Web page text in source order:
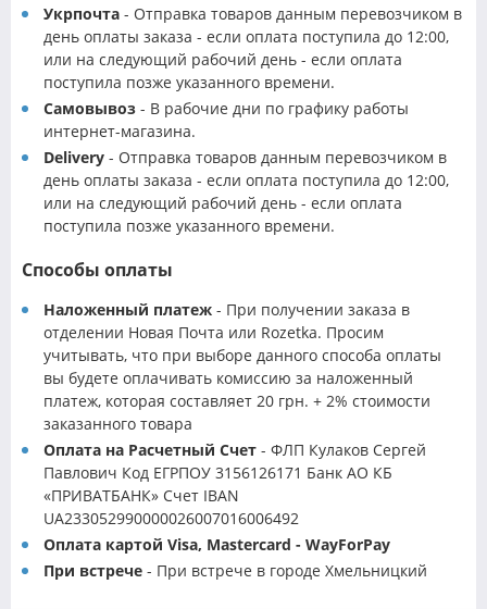
Укрпочта - Отправка товаров данным перевозчиком в
день оплаты заказа - если оплата поступила до 12:00,
или на следующий рабочий день - если оплата
поступила позже указанного времени.
Самовывоз - В рабочие дни по графику работы
интернет-магазина.
Delivery - Отправка товаров данным перевозчиком в
день оплаты заказа - если оплата поступила до 12:00,
или на следующий рабочий день - если оплата
поступила позже указанного времени.
Способы оплаты
Наложенный платеж - При получении заказа в
отделении Новая Почта или Rozetka. Просим
учитывать, что при выборе данного способа оплаты
вы будете оплачивать комиссию за наложенный
платеж, которая составляет 20 грн. + 2% стоимости
заказанного товара
Оплата на Расчетный Счет - ФЛП Кулаков Сергей
Павлович Код ЕГРПОУ 3156126171 Банк АО КБ
«ПРИВАТБАНК» Счет IBAN
UA233052990000026007016006492
Оплата картой Visa, Mastercard - WayForPay
При встрече - При встрече в городе Хмельницкий